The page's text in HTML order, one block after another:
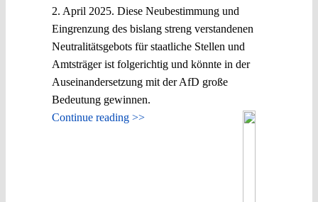
2. April 2025. Diese Neubestimmung und
Eingrenzung des bislang streng verstandenen
Neutralitätsgebots für staatliche Stellen und
Amtsträger ist folgerichtig und könnte in der
Auseinandersetzung mit der AfD große
Bedeutung gewinnen.
Continue reading >>